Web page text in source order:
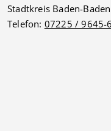
Stadtkreis Baden-Baden
Telefon: 07225 / 9645-